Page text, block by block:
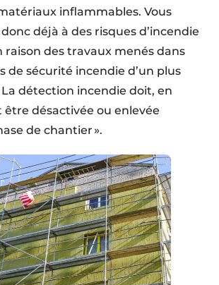
inflammables. Vous
déjà à des risques d’incendie
raison des travaux menés dans
de sécurité incendie d’un plus
détection incendie doit, en
désactivée ou enlevée
de chantier ».